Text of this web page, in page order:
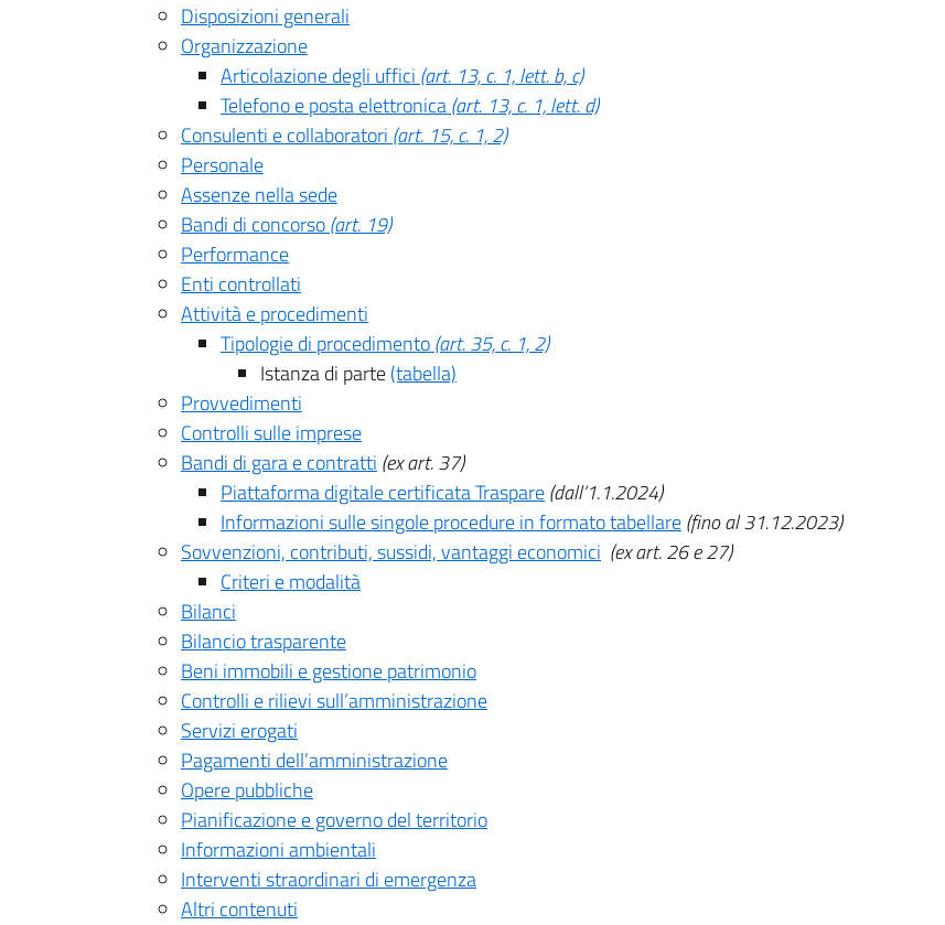
Disposizioni generali
Organizzazione
Articolazione degli uffici (art. 13, c. 1, lett. b, c)
Telefono e posta elettronica(art. 13, c. 1, lett. d)
Consulenti e collaboratori (art. 15, c. 1, 2)
Personale
Assenze nella sede
Bandi di concorso(art. 19)
Performance
Enti controllati
Attività e procedimenti
Tipologie di procedimento(art. 35, c. 1, 2)
Istanza di parte(tabella)
Provvedimenti
Controlli sulle imprese
Bandi di gara e contratti (ex art. 37)
Piattaforma digitale certificata Traspare(dall’1.1.2024)
Informazioni sulle singole procedure in formato tabellare(fino al 31.12.2023)
Sovvenzioni, contributi, sussidi, vantaggi economici (ex art. 26 e 27)
Criteri e modalità
Bilanci
Bilancio trasparente
Beni immobili e gestione patrimonio
Controlli e rilievi sull’amministrazione
Servizi erogati
Pagamenti dell’amministrazione
Opere pubbliche
Pianificazione e governo del territorio
Informazioni ambientali
Interventi straordinari di emergenza
Altri contenuti